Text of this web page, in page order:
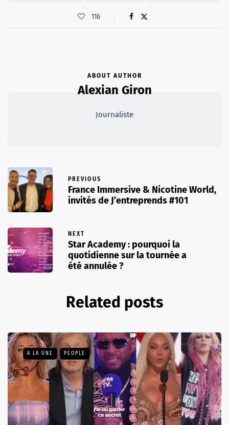
116
ABOUT AUTHOR
Alexian Giron
Journaliste
PREVIOUS
France Immersive & Nicotine World,
invités de J’entreprends #101
NEXT
Star Academy : pourquoi la
quotidienne sur la tournée a
été annulée ?
Related posts
A LA UNE PEOPLE